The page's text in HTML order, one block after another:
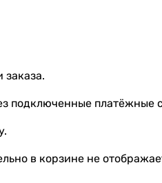
подключенные платёжные
в корзине не